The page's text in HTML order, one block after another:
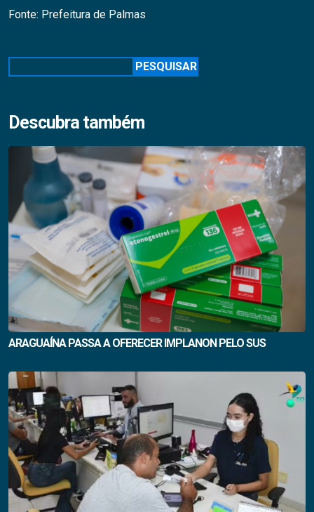
Fonte: Prefeitura de Palmas
PESQUISAR
Descubra também
ARAGUAÍNA PASSA A OFERECER IMPLANON PELO SUS